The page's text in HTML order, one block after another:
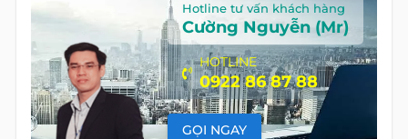
Hotline tư vấn khách hàng
Cường Nguyễn (Mr)
HOTLINE
0922 86 87 88
GỌI NGAY